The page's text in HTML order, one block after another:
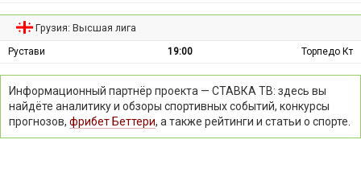
Грузия: Высшая лига
Рустави 19:00 Торпедо Кт
Информационный партнёр проекта — СТАВКА ТВ: здесь вы
найдёте аналитику и обзоры спортивных событий, конкурсы
прогнозов, фрибет Беттери, а также рейтинги и статьи о спорте.